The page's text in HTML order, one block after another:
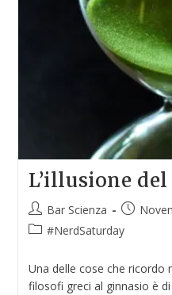
L’illusione
Bar Scienza
#NerdSaturday
Una delle cose che ricordo
filosofi greci al ginnasio è